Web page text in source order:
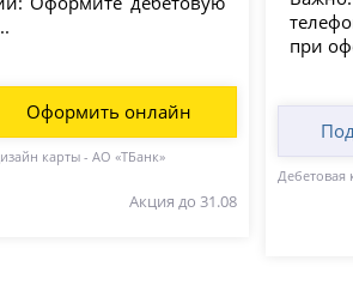
Оформить онлайн
карты - АО «ТБанк»
Акция до 31.08
при
Дебетовая